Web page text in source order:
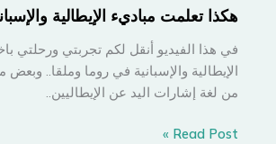
هكذا تعلمت مباديء الإيطالية
في هذا الفيديو أنقل لكم تجربتي ورحلتي
الإيطالية والإسبانية في روما وملقا..
من لغة إشارات اليد عن الإيطاليين..
هكذا
Read Post »